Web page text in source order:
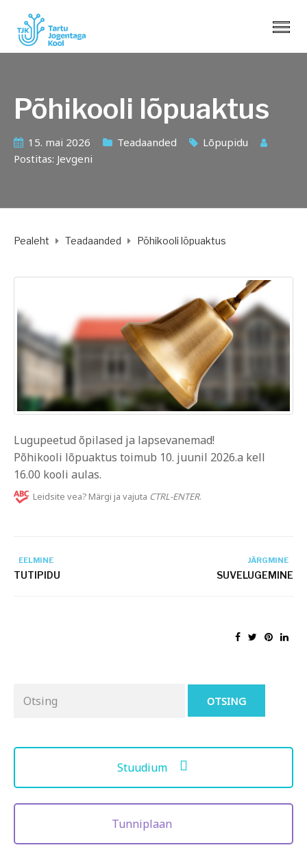
Põhikooli lõpuaktus
15. mai 2026 Teadaanded
Lõpupidu
Postitas: Jevgeni
Pealeht Teadaanded Põhikooli lõpuaktus
Lugupeetud õpilased ja lapsevanemad!
Põhikooli lõpuaktus toimub 10. juunil 2026.a kell
16.00 kooli aulas.
Leidsite vea? Märgi ja vajuta CTRL-ENTER.
EELMINE
TUTIPIDU
JÄRGMINE
SUVELUGEMINE
for:
Stuudium
Tunniplaan